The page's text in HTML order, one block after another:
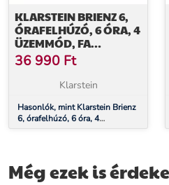
KLARSTEIN BRIENZ 6,
ÓRAFELHÚZÓ, 6 ÓRA, 4
ÜZEMMÓD, FA
MEGJELENÉS, KÉK
BELSŐ VILÁGÍTÁS
36 990 Ft
Klarstein
Hasonlók, mint Klarstein Brienz
6, órafelhúzó, 6 óra, 4
üzemmód, fa megjelenés, kék
Még ezek is